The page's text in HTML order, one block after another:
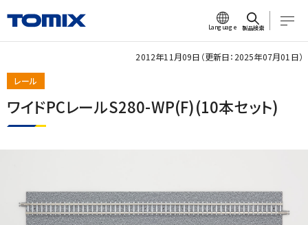
Language 製品検索
レール
ワイドPCレールS280-WP(F)(10本セット)
2012年11月09日（更新日：2025年07月01日）